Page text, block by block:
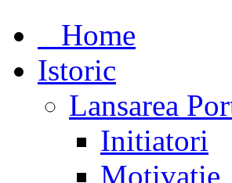
Home
Istoric
Lansarea
Initiatori
Motivatie